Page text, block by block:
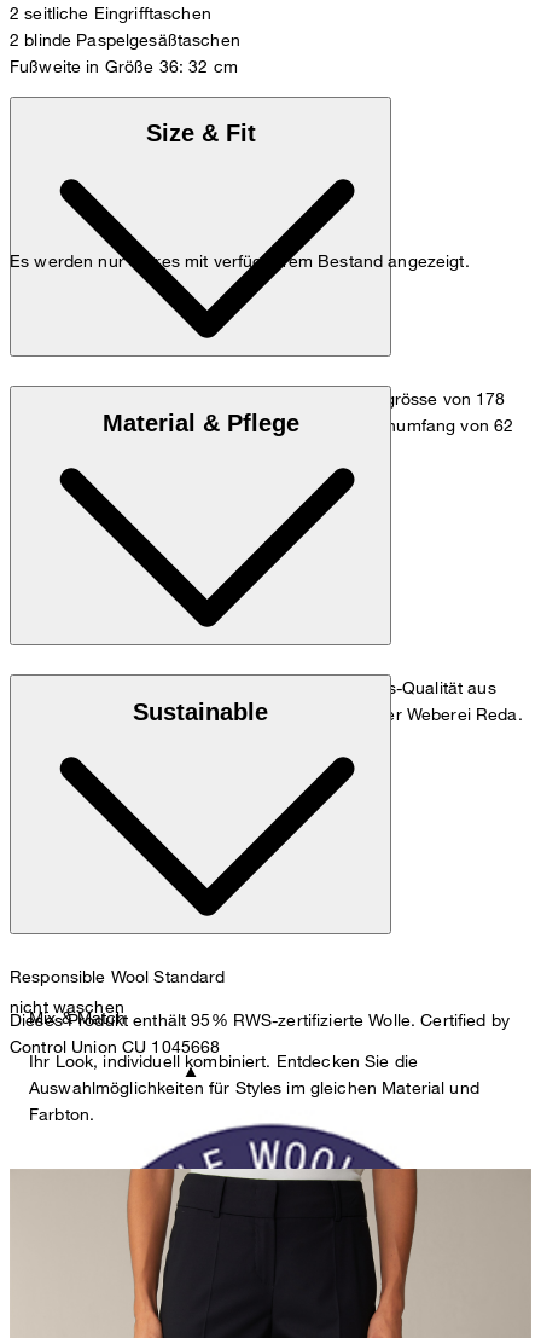
Es werden nur Stores mit verfügbarem Bestand angezeigt.
2 seitliche Eingrifftaschen
2 blinde Paspelgesäßtaschen
Fußweite in Größe 36: 32 cm
Size & Fit
Das Model trägt die Grösse 34, bei einer Körpergrösse von 178
cm, einem Brustumfang von 82 cm, einem Taillenumfang von 62
Maßtabelle
Material & Pflege
Oberstoff: Feinster Schurwoll-Stretch in Business-Qualität aus
95% Schurwolle und 5% Elasthan, gefertigt in der Weberei Reda.
Hinweis:RWS - Responsible Wool Standard
nicht waschen
Sustainable
Responsible Wool Standard
Dieses Produkt enthält 95% RWS-zertifizierte Wolle. Certified by
Control Union CU 1045668
Mix & Match
Ihr Look, individuell kombiniert. Entdecken Sie die
Auswahlmöglichkeiten für Styles im gleichen Material und
Farbton.